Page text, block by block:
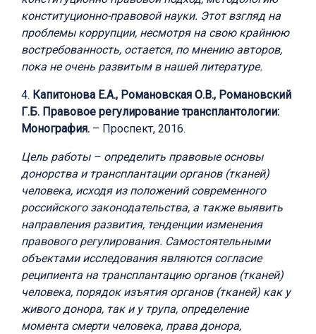
конституционно-правовой науки. Этот взгляд на
проблемы коррупции, несмотря на свою крайнюю
востребованность, остается, по мнению авторов,
пока не очень развитым в нашей литературе.
4. Капитонова Е.А., Романовская О.В., Романовский
Г.Б. Правовое регулирование трансплантологии:
Монография. – Проспект, 2016.
Цель работы – определить правовые основы
донорства и трансплантации органов (тканей)
человека, исходя из положений современного
российского законодательства, а также выявить
направления развития, тенденции изменения
правового регулирования. Самостоятельными
объектами исследования являются согласие
реципиента на трансплантацию органов (тканей)
человека, порядок изъятия органов (тканей) как у
живого донора, так и у трупа, определение
момента смерти человека, права донора,